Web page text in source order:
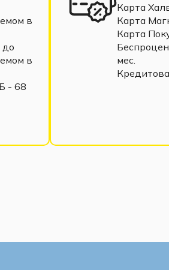
в
до
в
- 68
Карта
Карта
Карта
мес.